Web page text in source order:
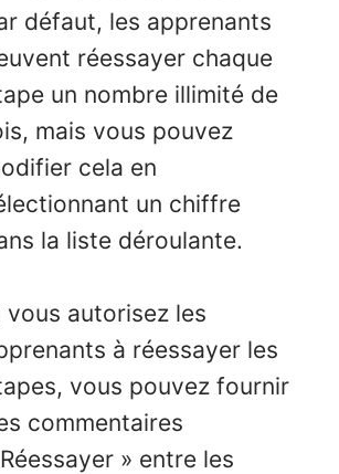
défaut, les apprenants
réessayer chaque
un nombre illimité de
mais vous pouvez
cela en
un chiffre
la liste déroulante.
vous autorisez les
à réessayer les
vous pouvez fournir
commentaires
» entre les